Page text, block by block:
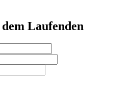
Laufenden